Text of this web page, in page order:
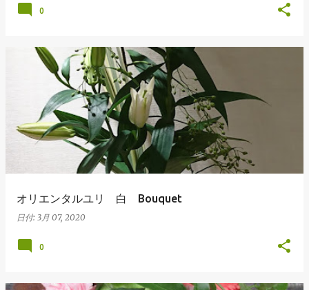
0
オリエンタルユリ 白 Bouquet
日付: 3月 07, 2020
0